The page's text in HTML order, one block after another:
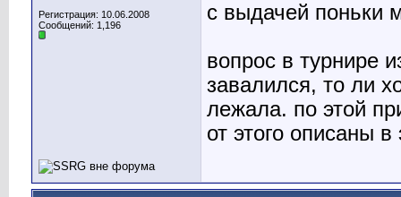
Регистрация: 10.06.2008
Сообщений: 1,196
с выдачей поньки
вопрос в турнире
завалился, то ли
лежала. по этой
от этого описаны в